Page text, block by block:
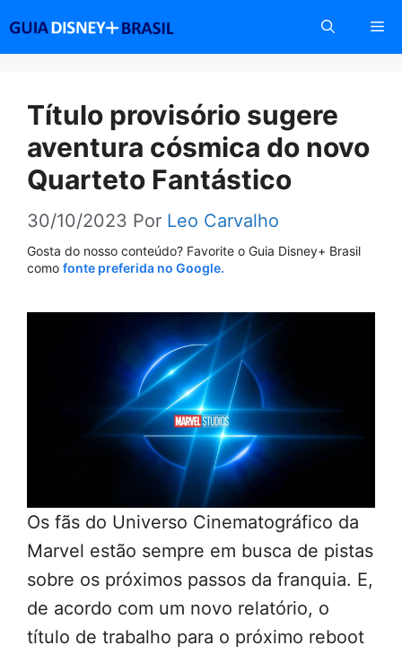
conteúdo
Título provisório sugere
aventura cósmica do novo
Quarteto Fantástico
30/10/2023 Por Leo Carvalho
Gosta do nosso conteúdo? Favorite o Guia Disney+ Brasil
como fonte preferida no Google.
Os fãs do Universo Cinematográfico da
Marvel estão sempre em busca de pistas
sobre os próximos passos da franquia. E,
de acordo com um novo relatório, o
título de trabalho para o próximo reboot